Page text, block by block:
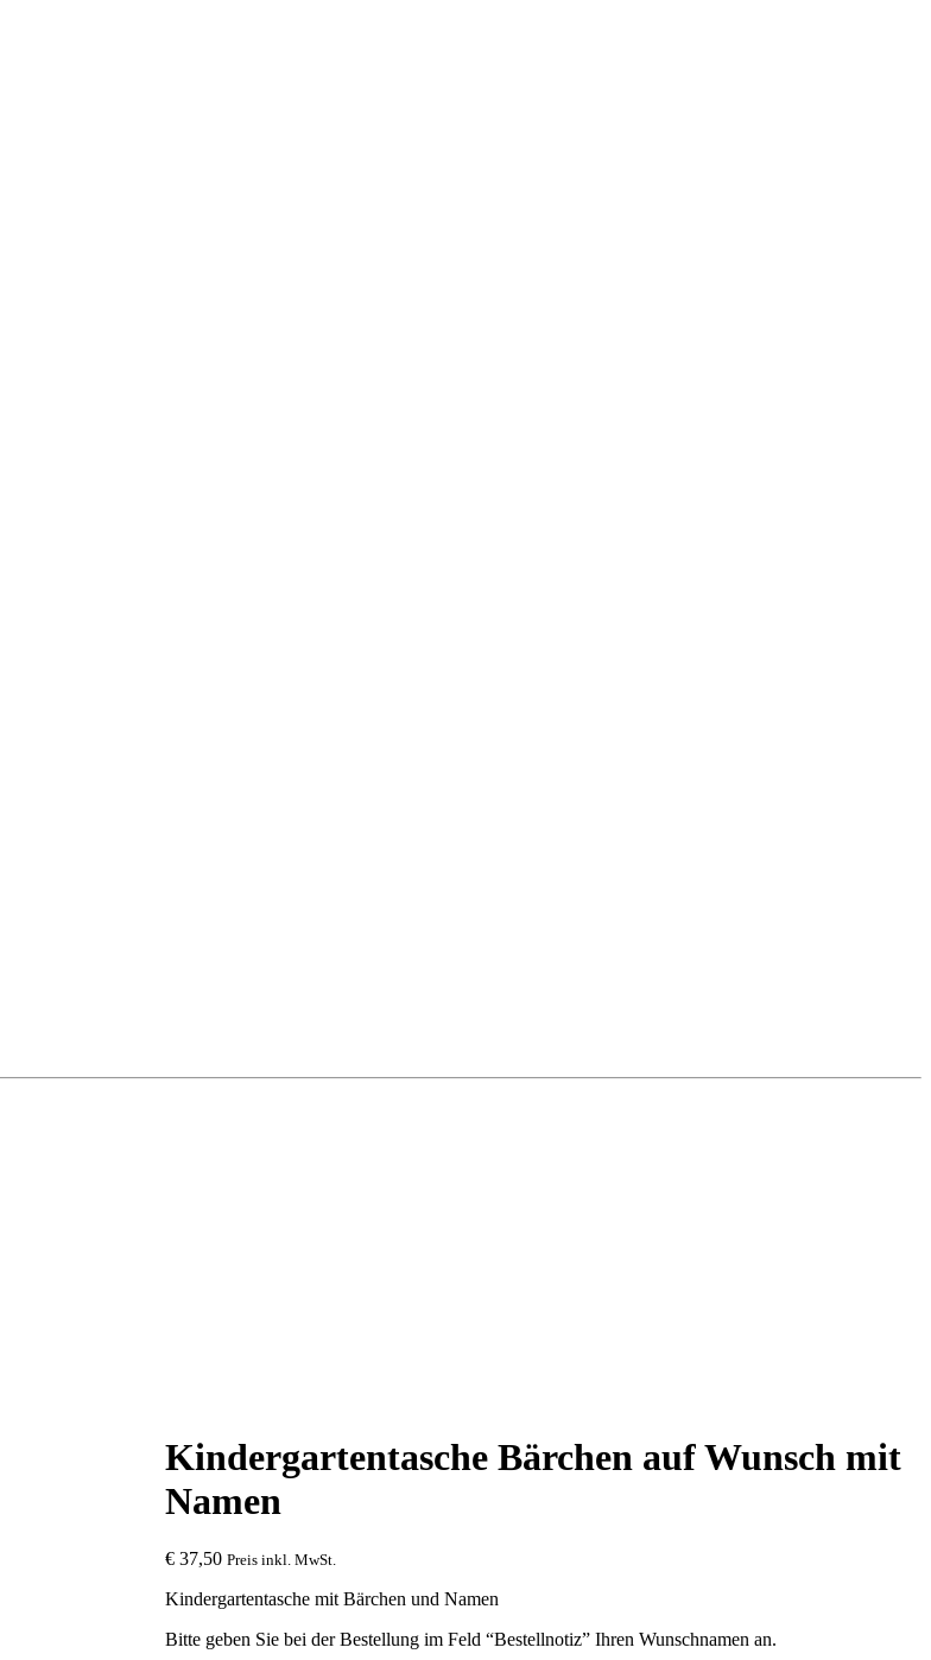
Kindergartentasche Bärchen auf Wunsch mit
Namen
€37,50 Preis inkl. MwSt.
Kindergartentasche mit Bärchen und Namen
Bitte geben Sie bei der Bestellung im Feld “Bestellnotiz” Ihren Wunschnamen an.